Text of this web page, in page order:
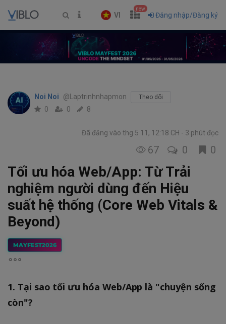
VI
new
Đăng nhập/Đăng ký
Noi Noi @Laptrinhnhapmon Theo dõi
0 0 8
Đã đăng vào thg 5 11, 12:18 CH 3 phút đọc
67 0 0
Tối ưu hóa Web/App: Từ Trải
nghiệm người dùng đến Hiệu
suất hệ thống (Core Web Vitals &
Beyond)
MAYFEST2026
1. Tại sao tối ưu hóa Web/App là "chuyện sống
còn"?